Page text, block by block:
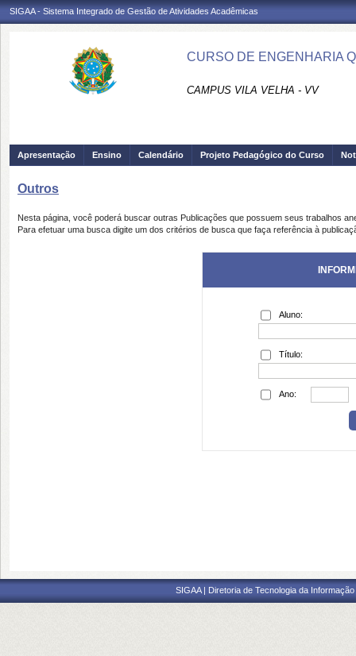
SIGAA - Sistema Integrado de Gestão de Atividades Acadêmicas
CURSO DE ENGENHARIA
CAMPUS VILA VELHA - VV
Apresentação Ensino Calendário Projeto Pedagógico do Curso
Outros
Nesta página, você poderá buscar outras Publicações que possuem seus trabalhos
Para efetuar uma busca digite um dos critérios de busca que faça referência à
Aluno:
Título:
Ano:
SIGAA | Diretoria de Tecnologia da